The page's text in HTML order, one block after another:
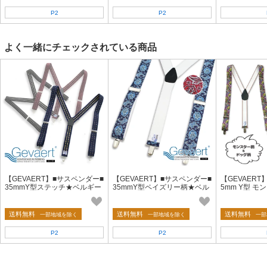
P2 P2
よく一緒にチェックされている商品
【GEVAERT】■サスペンダー■
35mmY型ステッチ★ベルギー
ゲバルト社★日本製 おしゃれ
送料無料 一部地域を除く
P2
【GEVAERT】■サスペンダー■
35mmY型ペイズリー柄★ベル
ギーゲバルト社★日本製 おし
送料無料 一部地域を除く
P2
【GEVAERT
5mm Y型 モ
送料無料 一